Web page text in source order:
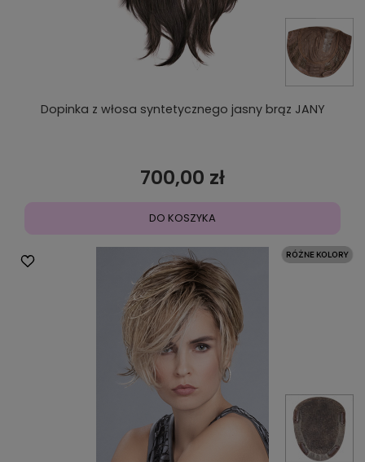
Dopinka z włosa syntetycznego jasny brąz JANY
700,00 zł
DO KOSZYKA